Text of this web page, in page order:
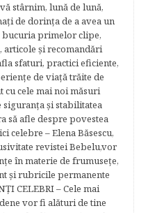
stârnim, lună de lună,
de dorinţa de a avea un
primelor clipe,
şi recomandări
sfaturi, practici eficiente,
de viaţă trăite de
cele mai noi măsuri
siguranţa şi stabilitatea
să afle despre povestea
celebre – Elena Băsescu,
revistei Bebelu,vor
în materie de frumuseţe,
şi rubricile permanente
CELEBRI – Cele mai
vor fi alături de tine